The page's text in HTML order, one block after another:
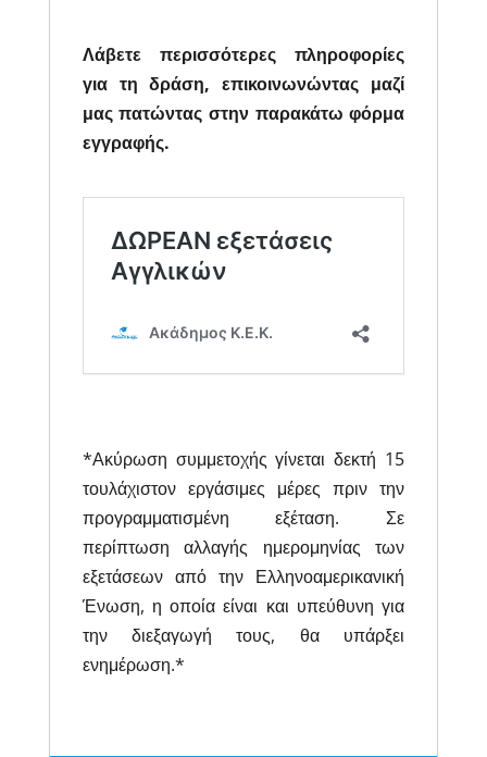
Λάβετε περισσότερες πληροφορίες
για τη δράση, επικοινωνώντας μαζί
μας πατώντας στην παρακάτω φόρμα
εγγραφής.
*Ακύρωση συμμετοχής γίνεται δεκτή 15
τουλάχιστον εργάσιμες μέρες πριν την
προγραμματισμένη εξέταση. Σε
περίπτωση αλλαγής ημερομηνίας των
εξετάσεων από την Ελληνοαμερικανική
Ένωση, η οποία είναι και υπεύθυνη για
την διεξαγωγή τους, θα υπάρξει
ενημέρωση.*